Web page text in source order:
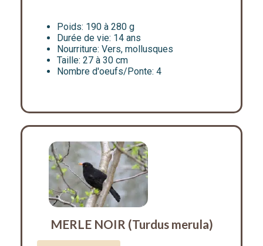
Poids: 190 à 280 g
Durée de vie: 14 ans
Nourriture: Vers, mollusques
Taille: 27 à 30 cm
Nombre d'oeufs/Ponte: 4
MERLE NOIR (Turdus merula)